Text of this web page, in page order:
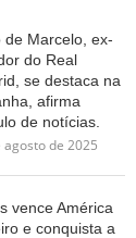
de Marcelo, ex-
do Real
se destaca na
afirma
de notícias.
agosto de 2025
vence América
e conquista a